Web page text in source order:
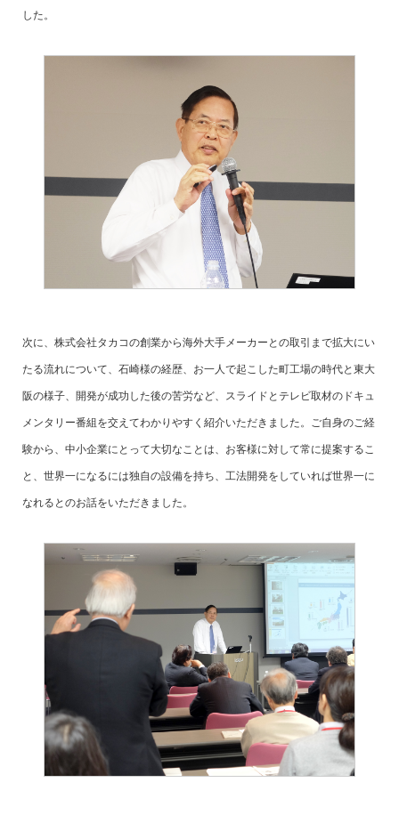
した。
次に、株式会社タカコの創業から海外大手メーカーとの取引まで拡大にい
たる流れについて、石崎様の経歴、お一人で起こした町工場の時代と東大
阪の様子、開発が成功した後の苦労など、スライドとテレビ取材のドキュ
メンタリー番組を交えてわかりやすく紹介いただきました。ご自身のご経
験から、中小企業にとって大切なことは、お客様に対して常に提案するこ
と、世界一になるには独自の設備を持ち、工法開発をしていれば世界一に
なれるとのお話をいただきました。